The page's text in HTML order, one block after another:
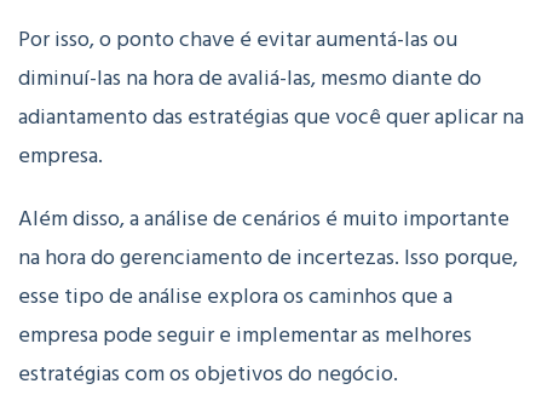
Por isso, o ponto chave é evitar aumentá-las ou
diminuí-las na hora de avaliá-las, mesmo diante do
adiantamento das estratégias que você quer aplicar na
empresa.
Além disso, a análise de cenários é muito importante
na hora do gerenciamento de incertezas. Isso porque,
esse tipo de análise explora os caminhos que a
empresa pode seguir e implementar as melhores
estratégias com os objetivos do negócio.